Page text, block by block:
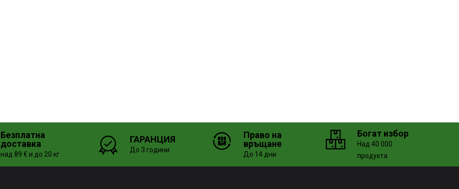
Безплатна
доставка
над 89 € и до 20 кг
ГАРАНЦИЯ
До 3 години
Право на
връщане
До 14 дни
Богат избор
Над 40 000
продукта